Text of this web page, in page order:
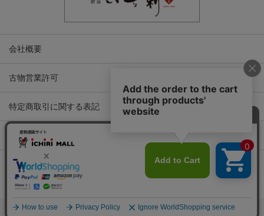
会社概要
古物営業許可
特定商取引に関する表記
プライバシーポリシー
Copyright © ICHIKURA Co., Ltd. All rights reserved.